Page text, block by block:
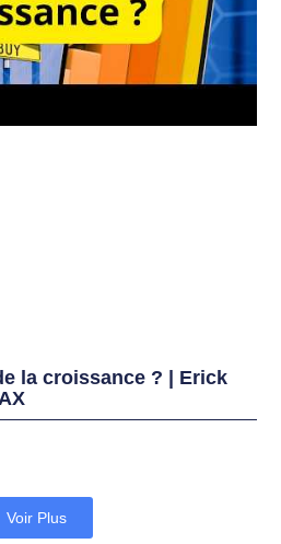
la croissance ? | Erick
Voir Plus